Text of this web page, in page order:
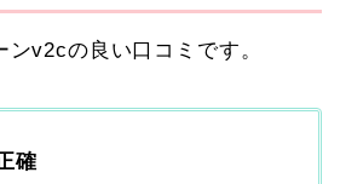
v2cの良い口コミです。
確